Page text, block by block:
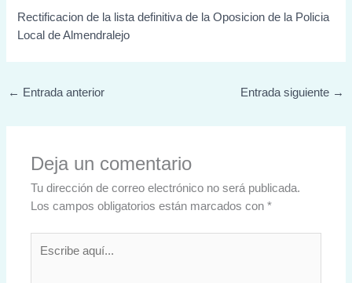
Rectificacion de la lista definitiva de la Oposicion de la Policia
Local de Almendralejo
← Entrada anterior Entrada siguiente →
Deja un comentario
Tu dirección de correo electrónico no será publicada.
Los campos obligatorios están marcados con*
aquí...